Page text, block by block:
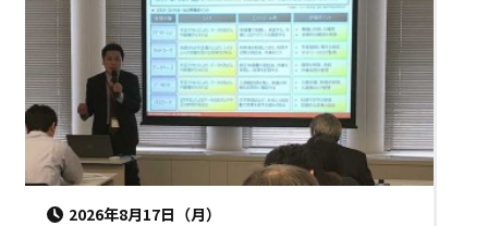
2026年8月17日（月）